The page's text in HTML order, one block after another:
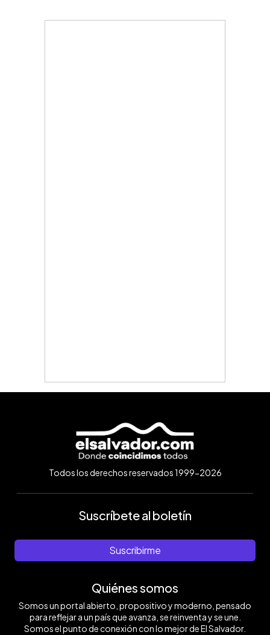
Todos los derechos reservados 1999-2026
Suscríbete al boletín
Suscribirme
Quiénes somos
Somos un portal abierto, propositivo y moderno, pensado
para reflejar a un país que avanza, se reinventa y se une.
Somos el punto de conexión con lo mejor de El Salvador.